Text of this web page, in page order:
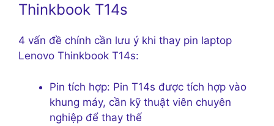
Thinkbook T14s
4 vấn đề chính cần lưu ý khi thay pin laptop
Lenovo Thinkbook T14s:
Pin tích hợp: Pin T14s được tích hợp vào
khung máy, cần kỹ thuật viên chuyên
nghiệp để thay thế